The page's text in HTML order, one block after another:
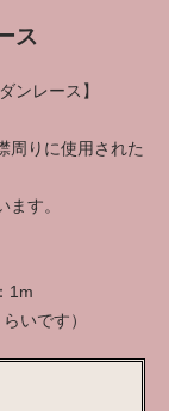
ス
ンレース】
周りに使用された
す。
1m
いです）